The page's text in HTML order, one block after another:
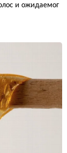
и ожидаемог